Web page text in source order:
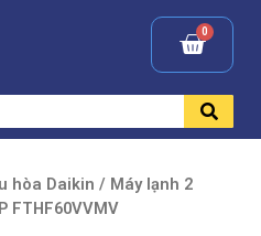
hòa Daikin / Máy lạnh 2
FTHF60VVMV